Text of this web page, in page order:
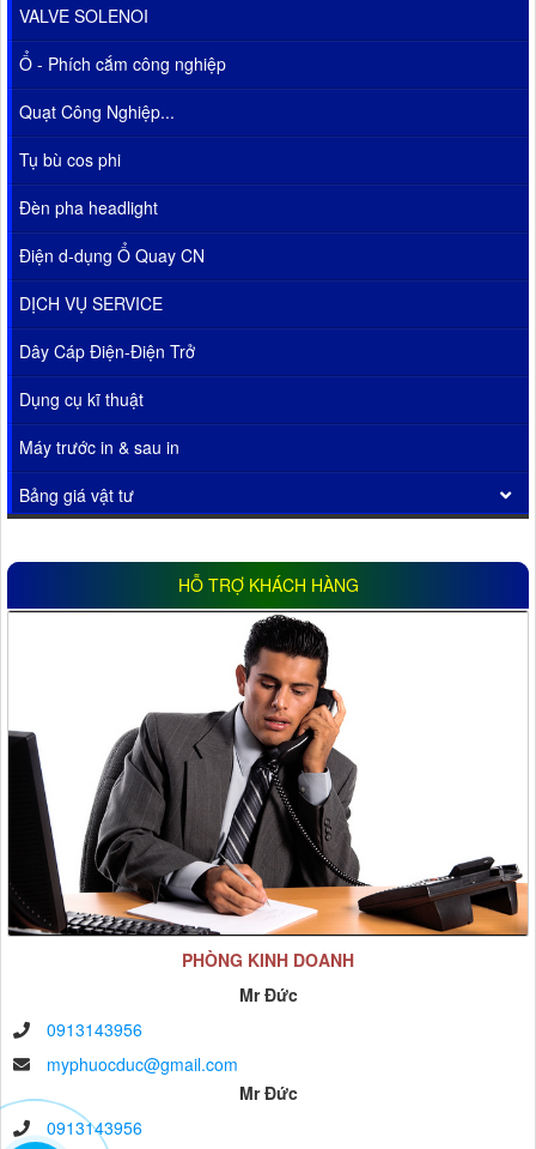
VALVE SOLENOI
Ổ - Phích cắm công nghiệp
Quạt Công Nghiệp...
Tụ bù cos phi
Đèn pha headlight
Điện d-dụng Ổ Quay CN
DỊCH VỤ SERVICE
Dây Cáp Điện-Điện Trở
Dụng cụ kĩ thuật
Máy trước in & sau in
Bảng giá vật tư
HỖ TRỢ KHÁCH HÀNG
PHÒNG KINH DOANH
Mr Đức
0913143956
myphuocduc@gmail.com
Mr Đức
0913143956